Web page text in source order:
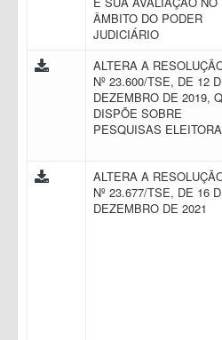
ÂMBITO DO PODER
JUDICIÁRIO
ALTERA A
Nº 23.600/TSE, DE 12
DEZEMBRO DE 2019,
DISPÕE SOBRE
PESQUISAS
ALTERA A
Nº 23.677/TSE, DE 16
DEZEMBRO DE 2021